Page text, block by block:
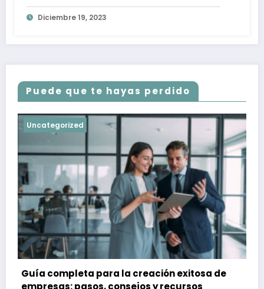
Diciembre 19, 2023
Puede que te hayas perdido
Uncategorized
Guía completa para la creación exitosa de
empresas: pasos, consejos y recursos